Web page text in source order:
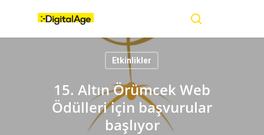
content
Etkinlikler
15. Altın Örümcek Web
Ödülleri için başvurular
başlıyor